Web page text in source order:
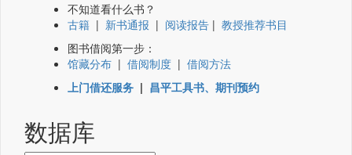
不知道看什么书？
古籍 | 新书通报 | 阅读报告 | 教授推荐书目
图书借阅第一步：
馆藏分布 | 借阅制度 | 借阅方法
上门借还服务 | 昌平工具书、期刊预约
数据库